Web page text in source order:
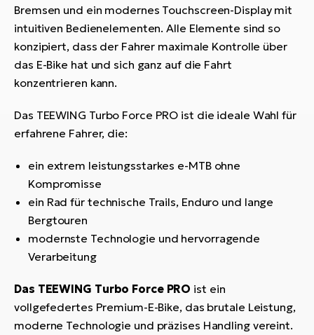
Bremsen und ein modernes Touchscreen-Display mit
intuitiven Bedienelementen. Alle Elemente sind so
konzipiert, dass der Fahrer maximale Kontrolle über
das E-Bike hat und sich ganz auf die Fahrt
konzentrieren kann.
Das TEEWING Turbo Force PRO ist die ideale Wahl für
erfahrene Fahrer, die:
ein extrem leistungsstarkes e-MTB ohne
Kompromisse
ein Rad für technische Trails, Enduro und lange
Bergtouren
modernste Technologie und hervorragende
Verarbeitung
Das TEEWING Turbo Force PRO ist ein
vollgefedertes Premium-E-Bike, das brutale Leistung,
moderne Technologie und präzises Handling vereint.